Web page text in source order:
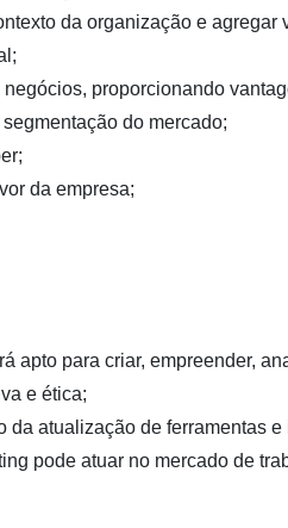
da organização e agregar
proporcionando
do mercado;
da empresa;
apto para criar, empreender,
e ética;
atualização de ferramentas
pode atuar no mercado de